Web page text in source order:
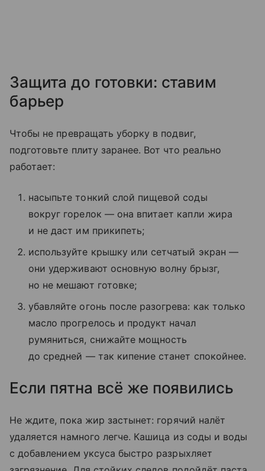
Защита до готовки: ставим
барьер
Чтобы не превращать уборку в подвиг,
подготовьте плиту заранее. Вот что реально
работает:
насыпьте тонкий слой пищевой соды
вокруг горелок — она впитает капли жира
и не даст им прикипеть;
используйте крышку или сетчатый экран —
они удерживают основную волну брызг,
но не мешают готовке;
убавляйте огонь после разогрева: как только
масло прогрелось и продукт начал
румяниться, снижайте мощность
до средней — так кипение станет спокойнее.
Если пятна всё же появились
Не ждите, пока жир застынет: горячий налёт
удаляется намного легче. Кашица из соды и воды
с добавлением уксуса быстро разрыхляет